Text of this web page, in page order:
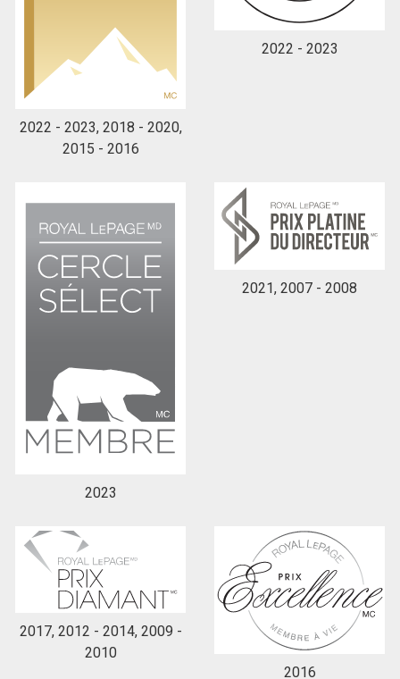
2022 - 2023, 2018 - 2020,
2015 - 2016
2022 - 2023
2023
2021, 2007 - 2008
2017, 2012 - 2014, 2009 -
2010
2016